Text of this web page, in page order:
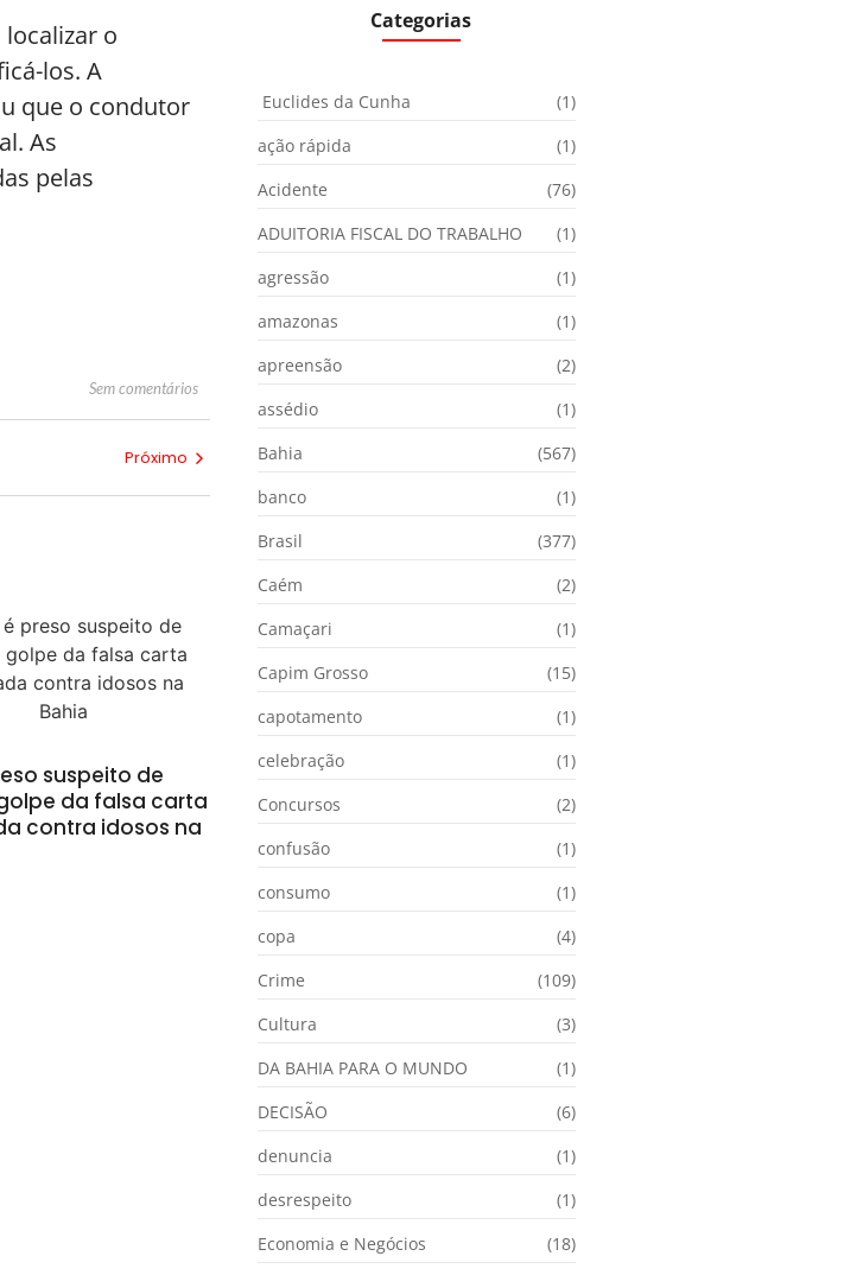
o
los. A
que o condutor
As
pelas
Sem comentários
Próximo
suspeito de
da falsa carta
contra idosos na
Categorias
Euclides da Cunha
(1)
ação rápida
(1)
Acidente
(76)
ADUITORIA FISCAL DO TRABALHO
(1)
agressão
(1)
amazonas
(1)
apreensão
(2)
assédio
(1)
Bahia
(567)
banco
(1)
Brasil
(377)
Caém
(2)
Camaçari
(1)
Capim Grosso
(15)
capotamento
(1)
celebração
(1)
Concursos
(2)
confusão
(1)
consumo
(1)
copa
(4)
Crime
(109)
Cultura
(3)
DA BAHIA PARA O MUNDO
(1)
DECISÃO
(6)
denuncia
(1)
desrespeito
(1)
Economia e Negócios
(18)